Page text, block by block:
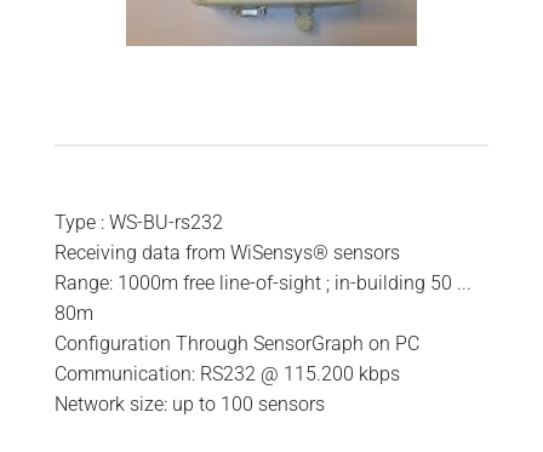
Type : WS-BU-rs232
Receiving data from WiSensys® sensors
Range: 1000m free line-of-sight ; in-building 50 ...
80m
Configuration Through SensorGraph on PC
Communication: RS232 @ 115.200 kbps
Network size: up to 100 sensors